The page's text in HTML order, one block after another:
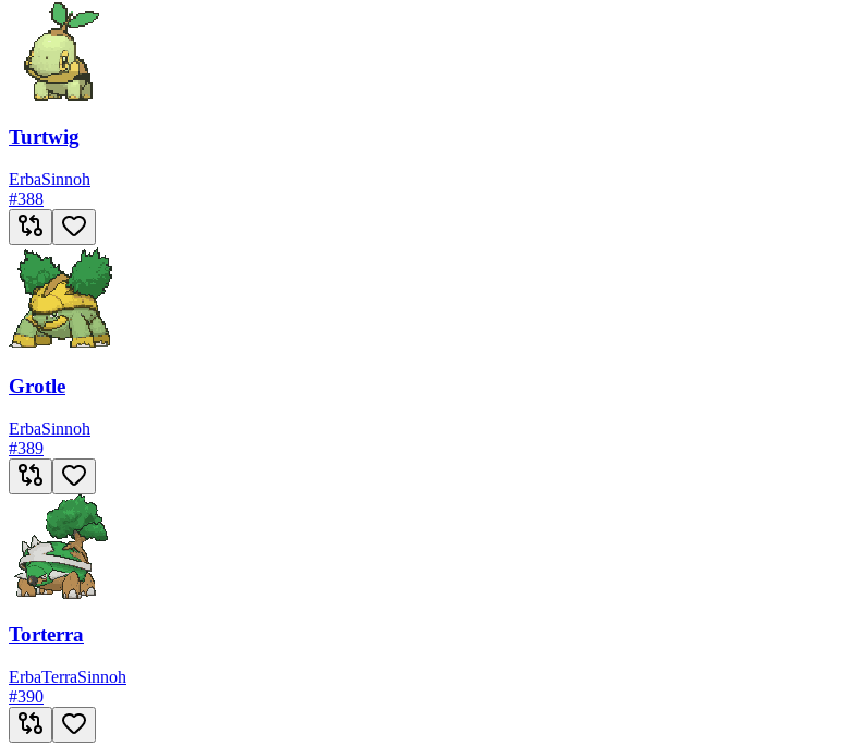
Turtwig
ErbaSinnoh
#388
Grotle
ErbaSinnoh
#389
Torterra
ErbaTerraSinnoh
#390